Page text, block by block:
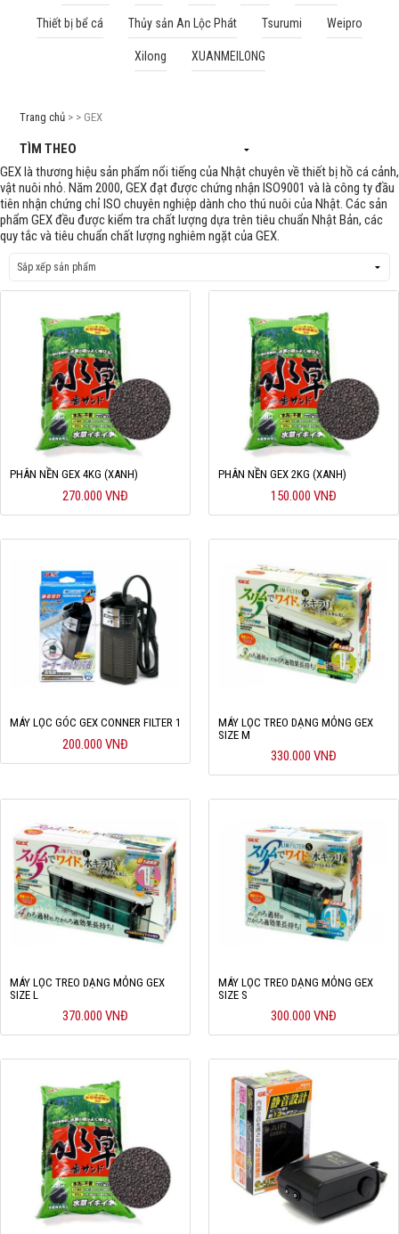
Thiết bị bể cá Thủy sản An Lộc Phát Tsurumi Weipro
Xilong XUANMEILONG
Trang chủ > > GEX
TÌM THEO
GEX là thương hiệu sản phẩm nổi tiếng của Nhật chuyên về thiết bị hồ cá cảnh,
vật nuôi nhỏ. Năm 2000, GEX đạt được chứng nhận ISO9001 và là công ty đầu
tiên nhận chứng chỉ ISO chuyên nghiệp dành cho thú nuôi của Nhật. Các sản
phẩm GEX đều được kiểm tra chất lượng dựa trên tiêu chuẩn Nhật Bản, các
quy tắc và tiêu chuẩn chất lượng nghiêm ngặt của GEX.
PHÂN NỀN GEX 4KG (XANH)
270.000 VNĐ
PHÂN NỀN GEX 2KG (XANH)
150.000 VNĐ
MÁY LỌC GÓC GEX CONNER FILTER 1
200.000 VNĐ
MÁY LỌC TREO DẠNG MỎNG GEX
SIZE M
330.000 VNĐ
MÁY LỌC TREO DẠNG MỎNG GEX
SIZE L
370.000 VNĐ
MÁY LỌC TREO DẠNG MỎNG GEX
SIZE S
300.000 VNĐ
Cá rồng & Phụ kiện
Bể thủy sinh & Phụ kiện
Giới thiệu
Dịch vụ
Dự Án